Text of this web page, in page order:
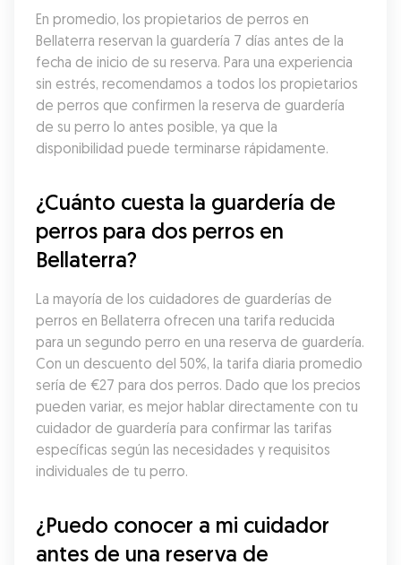
En promedio, los propietarios de perros en
Bellaterra reservan la guardería 7 días antes de la
fecha de inicio de su reserva. Para una experiencia
sin estrés, recomendamos a todos los propietarios
de perros que confirmen la reserva de guardería
de su perro lo antes posible, ya que la
disponibilidad puede terminarse rápidamente.
¿Cuánto cuesta la guardería de
perros para dos perros en
Bellaterra?
La mayoría de los cuidadores de guarderías de
perros en Bellaterra ofrecen una tarifa reducida
para un segundo perro en una reserva de guardería.
Con un descuento del 50%, la tarifa diaria promedio
sería de €27 para dos perros. Dado que los precios
pueden variar, es mejor hablar directamente con tu
cuidador de guardería para confirmar las tarifas
específicas según las necesidades y requisitos
individuales de tu perro.
¿Puedo conocer a mi cuidador
antes de una reserva de